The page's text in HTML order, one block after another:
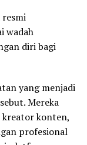
resmi
wadah
diri bagi
yang menjadi
Mereka
kreator konten,
profesional